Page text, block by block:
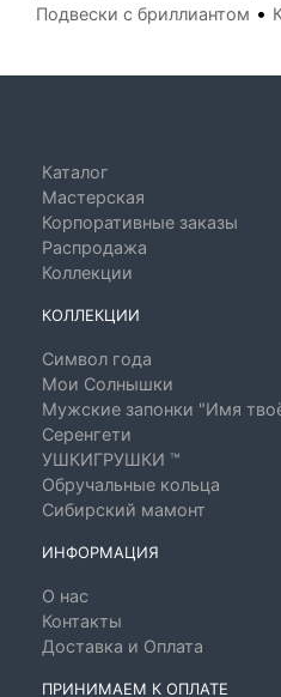
Подвески с бриллиантом •
Каталог
Мастерская
Корпоративные заказы
Распродажа
Коллекции
КОЛЛЕКЦИИ
Символ года
Мои Солнышки
Мужские запонки "Имя
Серенгети
УШКИГРУШКИ ™
Обручальные кольца
Сибирский мамонт
ИНФОРМАЦИЯ
О нас
Контакты
Доставка и Оплата
ПРИНИМАЕМ К ОПЛАТЕ